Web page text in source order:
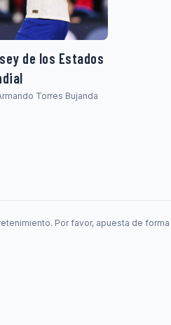
de los Estados
Torres Bujanda
Por favor, apuesta de